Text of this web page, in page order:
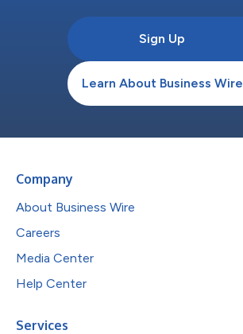
Sign Up
Learn About Business Wire
Company
About Business Wire
Careers
Media Center
Help Center
Services